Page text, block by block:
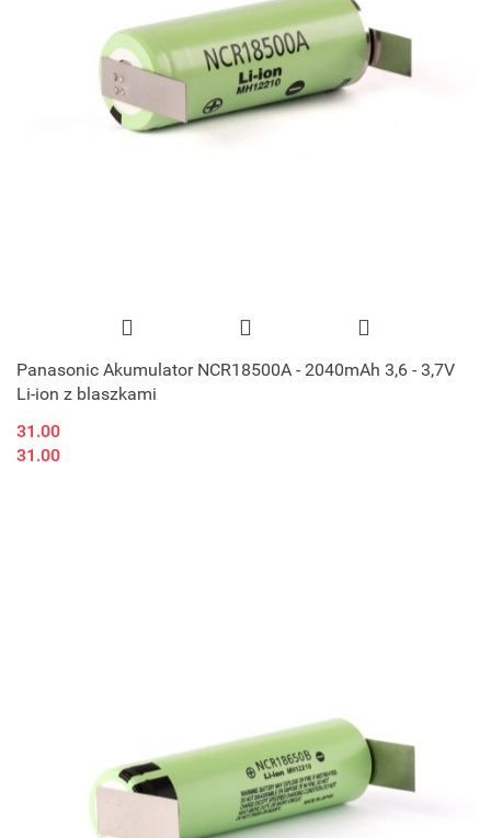
Panasonic Akumulator NCR18500A - 2040mAh 3,6 - 3,7V
Li-ion z blaszkami
31.00
31.00